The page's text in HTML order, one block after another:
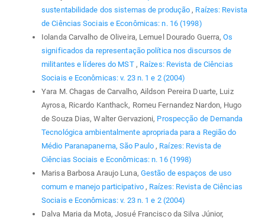
sustentabilidade dos sistemas de produção, Raízes: Revista
de Ciências Sociais e Econômicas: n. 16 (1998)
Iolanda Carvalho de Oliveira, Lemuel Dourado Guerra,Os
significados da representação política nos discursos de
militantes e líderes do MST , Raízes: Revista de Ciências
Sociais e Econômicas: v. 23 n. 1 e 2 (2004)
Yara M. Chagas de Carvalho, Aildson Pereira Duarte, Luiz
Ayrosa, Ricardo Kanthack, Romeu Fernandez Nardon, Hugo
de Souza Dias, Walter Gervazioni, Prospecção de Demanda
Tecnológica ambientalmente apropriada para a Região do
Médio Paranapanema, São Paulo, Raízes: Revista de
Ciências Sociais e Econômicas: n. 16 (1998)
Marisa Barbosa Araujo Luna, Gestão de espaços de uso
comum e manejo participativo , Raízes: Revista de Ciências
Sociais e Econômicas: v. 23 n. 1 e 2 (2004)
Dalva Maria da Mota, Josué Francisco da Silva Júnior,